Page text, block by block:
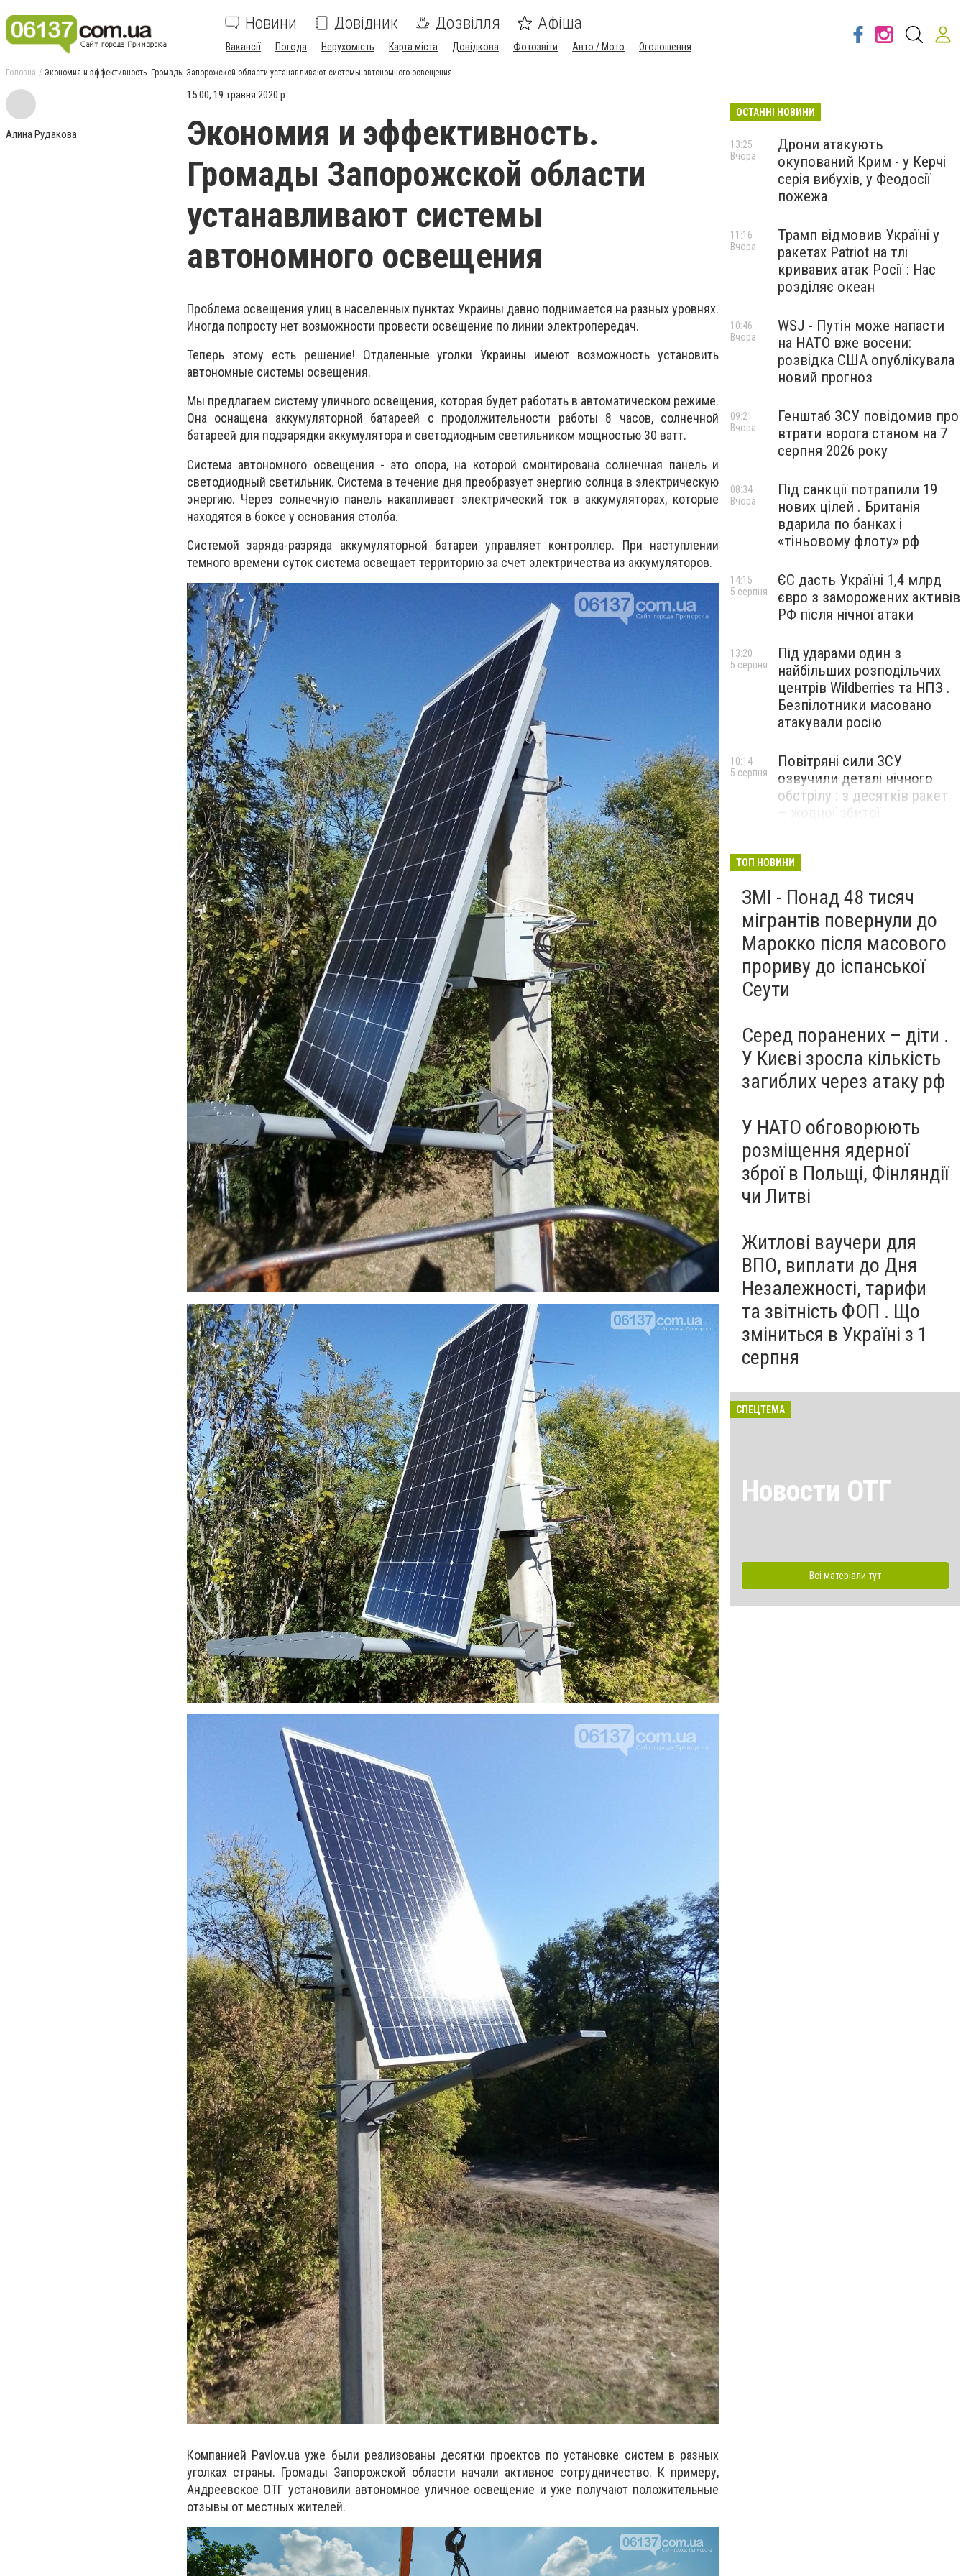
Новини Довідник Дозвілля Афіша
Вакансії Погода Нерухомість Карта міста Довідкова Фотозвіти Авто / Мото Оголошення
Головна Экономия и эффективность. Громады Запорожской области устанавливают системы автономного освещения
Алина Рудакова
15:00, 19 травня 2020 р.
Экономия и эффективность.
Громады Запорожской области
устанавливают системы
автономного освещения
Проблема освещения улиц в населенных пунктах Украины давно поднимается на разных уровнях.
Иногда попросту нет возможности провести освещение по линии электропередач.
Теперь этому есть решение! Отдаленные уголки Украины имеют возможность установить
автономные системы освещения.
Мы предлагаем систему уличного освещения, которая будет работать в автоматическом режиме.
Она оснащена аккумуляторной батареей с продолжительности работы 8 часов, солнечной
батареей для подзарядки аккумулятора и светодиодным светильником мощностью 30 ватт.
Система автономного освещения - это опора, на которой смонтирована солнечная панель и
светодиодный светильник. Система в течение дня преобразует энергию солнца в электрическую
энергию. Через солнечную панель накапливает электрический ток в аккумуляторах, которые
находятся в боксе у основания столба.
Системой заряда-разряда аккумуляторной батареи управляет контроллер. При наступлении
темного времени суток система освещает территорию за счет электричества из аккумуляторов.
Компанией Pavlov.ua уже были реализованы десятки проектов по установке систем в разных
уголках страны. Громады Запорожской области начали активное сотрудничество. К примеру,
Андреевское ОТГ установили автономное уличное освещение и уже получают положительные
отзывы от местных жителей.
ОСТАННІ НОВИНИ
Дрони атакують
окупований Крим - у Керчі
серія вибухів, у Феодосії
пожежа
13:25
Вчора
Трамп відмовив Україні у
ракетах Patriot на тлі
кривавих атак Росії : Нас
розділяє океан
11:16
Вчора
WSJ - Путін може напасти
на НАТО вже восени:
розвідка США опублікувала
новий прогноз
10:46
Вчора
Генштаб ЗСУ повідомив про
втрати ворога станом на 7
серпня 2026 року
09:21
Вчора
Під санкції потрапили 19
нових цілей . Британія
вдарила по банках і
«тіньовому флоту» рф
08:34
Вчора
ЄС дасть Україні 1,4 млрд
євро з заморожених активів
РФ після нічної атаки
14:15
5 серпня
Під ударами один з
найбільших розподільчих
центрів Wildberries та НПЗ .
Безпілотники масовано
атакували росію
13:20
5 серпня
Повітряні сили ЗСУ
озвучили деталі нічного
обстрілу : з десятків ракет
– жодної збитої
10:14
5 серпня
ТОП НОВИНИ
ЗМІ - Понад 48 тисяч
мігрантів повернули до
Марокко після масового
прориву до іспанської
Сеути
Серед поранених – діти .
У Києві зросла кількість
загиблих через атаку рф
У НАТО обговорюють
розміщення ядерної
зброї в Польщі, Фінляндії
чи Литві
Житлові ваучери для
ВПО, виплати до Дня
Незалежності, тарифи
та звітність ФОП . Що
зміниться в Україні з 1
серпня
СПЕЦТЕМА
Новости ОТГ
Всі матеріали тут